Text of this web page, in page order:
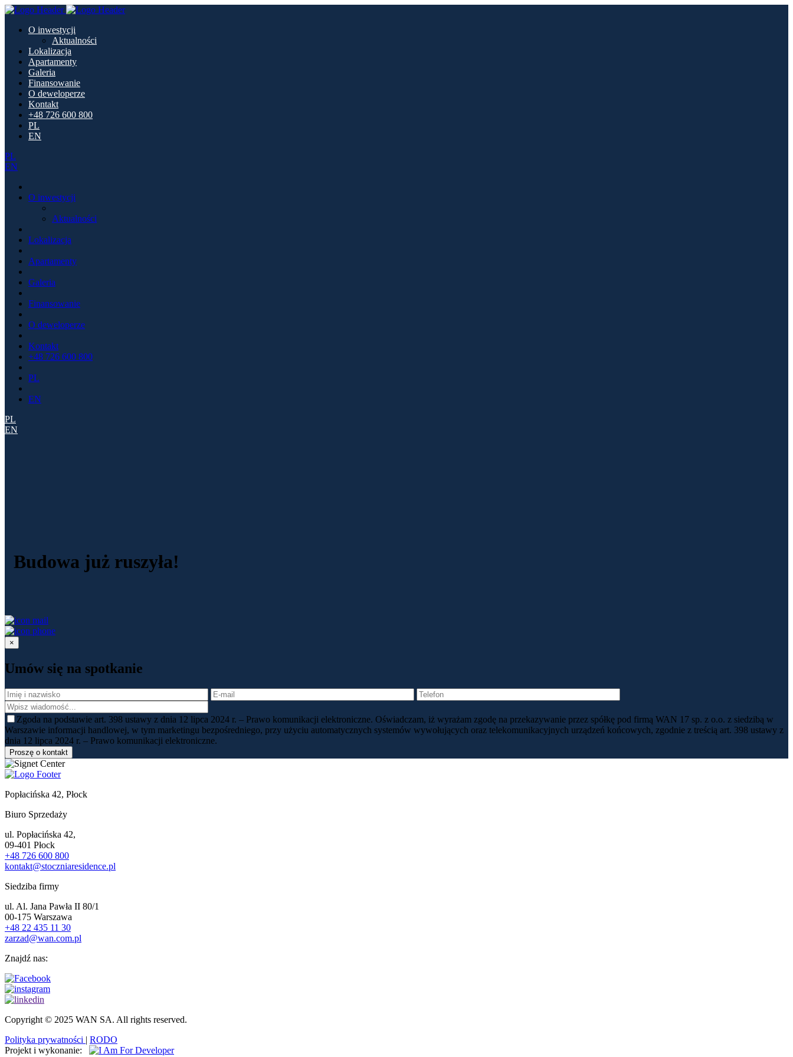
O inwestycji
Aktualności
Lokalizacja
Apartamenty
Galeria
Finansowanie
O deweloperze
Kontakt
+48 726 600 800
PL
EN
PL
EN
O inwestycji
Aktualności
Lokalizacja
Apartamenty
Galeria
Finansowanie
O deweloperze
Kontakt
+48 726 600 800
PL
EN
PL
EN
Budowa już ruszyła!
×
Umów się na spotkanie
Zgoda na podstawie art. 398 ustawy z dnia 12 lipca 2024 r. – Prawo komunikacji elektroniczne. Oświadczam, iż wyrażam zgodę na przekazywanie przez spółkę pod firmą WAN 17 sp. z o.o. z siedzibą w
Warszawie informacji handlowej, w tym marketingu bezpośredniego, przy użyciu automatycznych systemów wywołujących oraz telekomunikacyjnych urządzeń końcowych, zgodnie z treścią art. 398 ustawy z
dnia 12 lipca 2024 r. – Prawo komunikacji elektroniczne.
Popłacińska 42, Płock
Biuro Sprzedaży
ul. Popłacińska 42,
09-401 Płock
+48 726 600 800
kontakt@stoczniaresidence.pl
Siedziba firmy
ul. Al. Jana Pawła II 80/1
00-175 Warszawa
+48 22 435 11 30
zarzad@wan.com.pl
Znajdź nas:
Copyright © 2025 WAN SA. All rights reserved.
Polityka prywatności | RODO
Projekt i wykonanie: